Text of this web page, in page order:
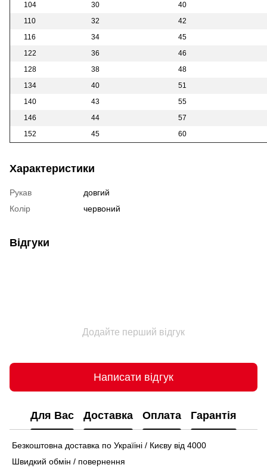
104
30
40
110
32
42
116
34
45
122
36
46
128
38
48
134
40
51
140
43
55
146
44
57
152
45 60
Характеристики
Рукав
довгий
Колір
червоний
Відгуки
Додайте перший відгук
Написати відгук
Для Вас Доставка Оплата Гарантія
Безкоштовна доставка по Україіні / Києву від 4000
Швидкий обмін / повернення